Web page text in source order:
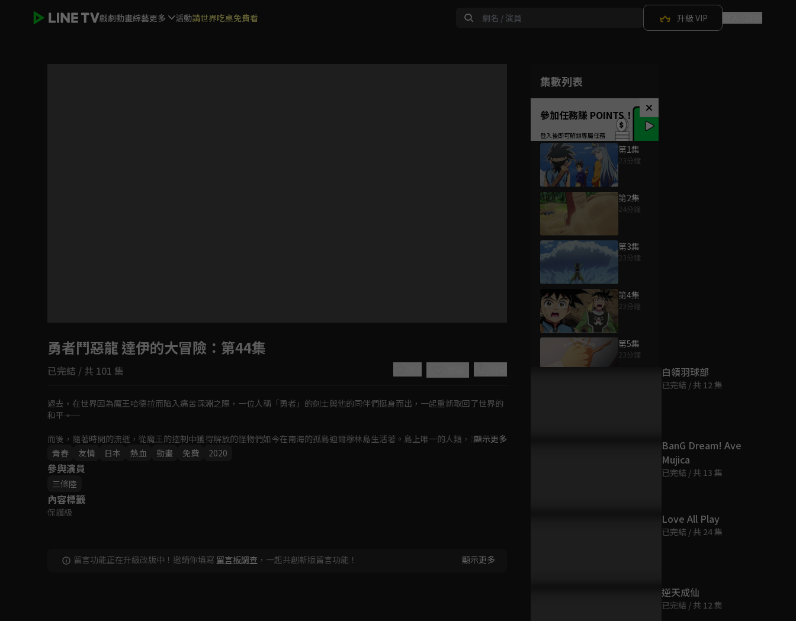
戲劇動畫綜藝更多 活動請世界吃桌免費看 升級 VIP
如有不便請見諒
回首頁
集數列表
參加任務賺 POINTS！
第1集
23分鐘
第2集
24分鐘
第3集
23分鐘
第4集
23分鐘
第5集
23分鐘
勇者鬥惡龍 達伊的大冒險 ：第44集
已完結 / 共 101 集
過去，在世界因為魔王哈德拉而陷入痛苦深淵之際，一位人稱「勇者」的劍士與他的同伴們挺身而出，一起重新取回了世界的
和平――。
而後，隨著時間的流逝，從魔王的控制中獲得解放的怪物們如今在南海的孤島迪爾穆林島生活著。島上唯一的人類，嚮往成為
勇者的少年「達伊」也和怪物們過著和平的生活。
顯示更多
青春
友情 日本 熱血 動畫 免費 2020
參與演員
三條陸
內容標籤
保護級
留言功能正在升級改版中！邀請你填寫 留言板調查 ，一起共創新版留言功能！ 顯示更多
為您推薦
白領羽球部
已完結 / 共 12 集
BanG Dream! Ave
Mujica
已完結 / 共 13 集
Love All Play
已完結 / 共 24 集
逆天成仙
已完結 / 共 12 集